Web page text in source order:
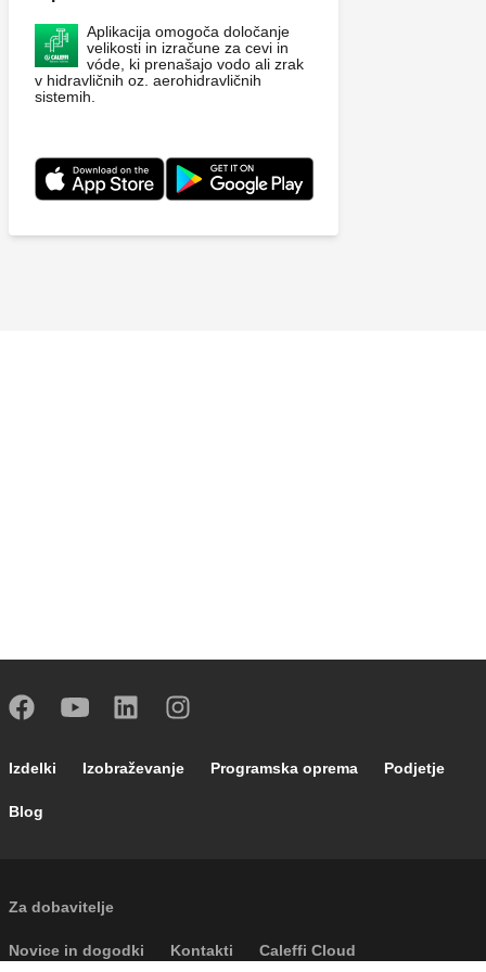
Aplikacija omogoča določanje
velikosti in izračune za cevi in
vóde, ki prenašajo vodo ali zrak
v hidravličnih oz. aerohidravličnih
sistemih.
Footer main navigation
Izdelki Izobraževanje Programska oprema Podjetje
Blog
External links
Za dobavitelje
Footer secondary navigation
Novice in dogodki Kontakti Caleffi Cloud